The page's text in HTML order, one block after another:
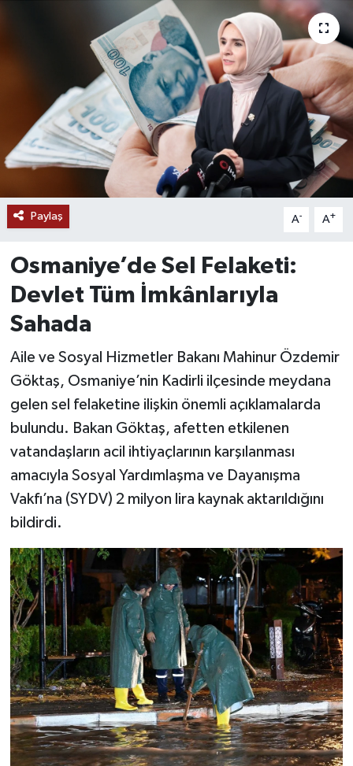
Paylaş A- A+
Osmaniye’de Sel Felaketi:
Devlet Tüm İmkânlarıyla
Sahada
Aile ve Sosyal Hizmetler Bakanı Mahinur Özdemir
Göktaş, Osmaniye’nin Kadirli ilçesinde meydana
gelen sel felaketine ilişkin önemli açıklamalarda
bulundu. Bakan Göktaş, afetten etkilenen
vatandaşların acil ihtiyaçlarının karşılanması
amacıyla Sosyal Yardımlaşma ve Dayanışma
Vakfı’na (SYDV) 2 milyon lira kaynak aktarıldığını
bildirdi.
SOSYAL YARDIMLAR
SPONSORLU YAZI
SPOR
TEKNOLOJİ
YAŞAM